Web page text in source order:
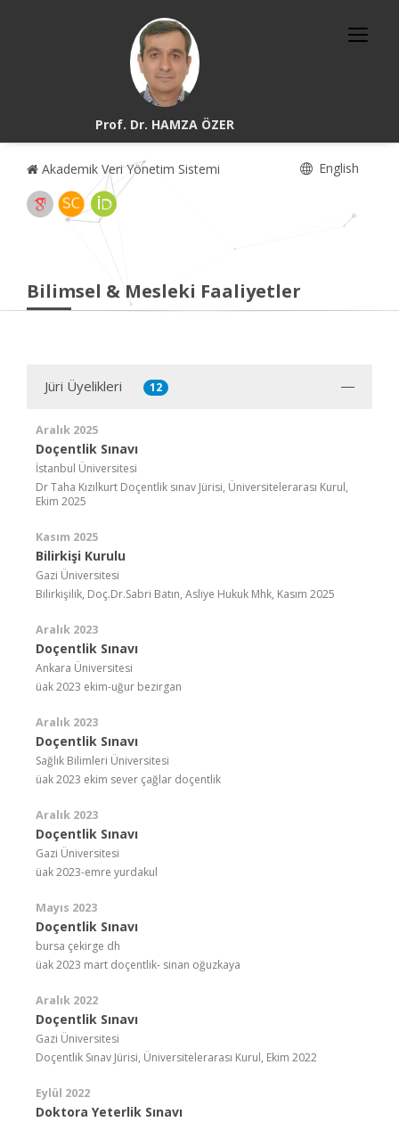
Prof. Dr. HAMZA ÖZER
Akademik Veri Yönetim Sistemi English
Bilimsel & Mesleki Faaliyetler
Jüri Üyelikleri 12
Aralık 2025
Doçentlik Sınavı
İstanbul Üniversitesi
Dr Taha Kızılkurt Doçentlik sınav Jürisi, Üniversitelerarası Kurul,
Ekim 2025
Kasım 2025
Bilirkişi Kurulu
Gazi Üniversitesi
Bilirkişilik, Doç.Dr.Sabri Batın, Asliye Hukuk Mhk, Kasım 2025
Aralık 2023
Doçentlik Sınavı
Ankara Üniversitesi
üak 2023 ekim-uğur bezirgan
Aralık 2023
Doçentlik Sınavı
Sağlık Bilimleri Üniversitesi
üak 2023 ekim sever çağlar doçentlik
Aralık 2023
Doçentlik Sınavı
Gazi Üniversitesi
üak 2023-emre yurdakul
Mayıs 2023
Doçentlik Sınavı
bursa çekirge dh
üak 2023 mart doçentlik- sinan oğuzkaya
Aralık 2022
Doçentlik Sınavı
Gazi Üniversitesi
Doçentlik Sınav Jürisi, Üniversitelerarası Kurul, Ekim 2022
Eylül 2022
Doktora Yeterlik Sınavı